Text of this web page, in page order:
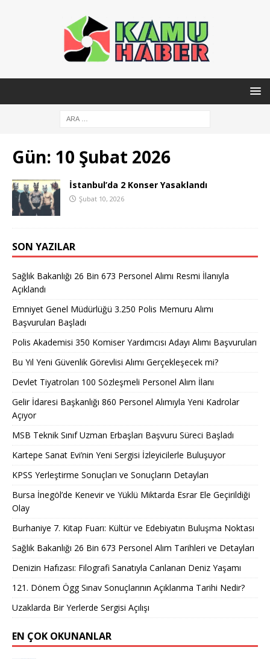
Gün: 10 Şubat 2026
İstanbul’da 2 Konser Yasaklandı
Şubat 10, 2026
SON YAZILAR
Sağlık Bakanlığı 26 Bin 673 Personel Alımı Resmi İlanıyla
Açıklandı
Emniyet Genel Müdürlüğü 3.250 Polis Memuru Alımı
Başvuruları Başladı
Polis Akademisi 350 Komiser Yardımcısı Adayı Alımı Başvuruları
Bu Yıl Yeni Güvenlik Görevlisi Alımı Gerçekleşecek mi?
Devlet Tiyatroları 100 Sözleşmeli Personel Alım İlanı
Gelir İdaresi Başkanlığı 860 Personel Alımıyla Yeni Kadrolar
Açıyor
MSB Teknik Sınıf Uzman Erbaşları Başvuru Süreci Başladı
Kartepe Sanat Evi’nin Yeni Sergisi İzleyicilerle Buluşuyor
KPSS Yerleştirme Sonuçları ve Sonuçların Detayları
Bursa İnegöl’de Kenevir ve Yüklü Miktarda Esrar Ele Geçirildiği
Olay
Burhaniye 7. Kitap Fuarı: Kültür ve Edebiyatın Buluşma Noktası
Sağlık Bakanlığı 26 Bin 673 Personel Alım Tarihleri ve Detayları
Denizin Hafızası: Filografi Sanatıyla Canlanan Deniz Yaşamı
121. Dönem Ögg Sınav Sonuçlarının Açıklanma Tarihi Nedir?
Uzaklarda Bir Yerlerde Sergisi Açılışı
EN ÇOK OKUNANLAR